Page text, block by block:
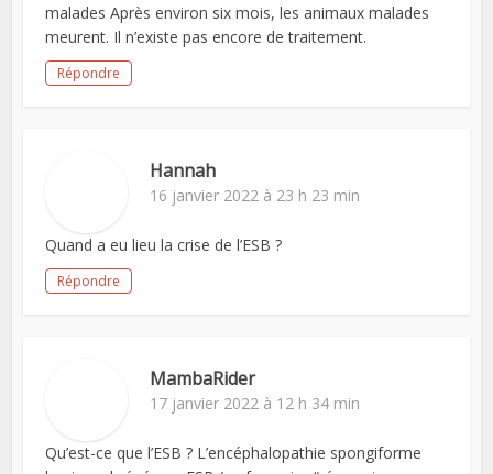
malades Après environ six mois, les animaux malades
meurent. Il n’existe pas encore de traitement.
Répondre
Hannah
16 janvier 2022 à 23 h 23 min
Quand a eu lieu la crise de l’ESB ?
Répondre
MambaRider
17 janvier 2022 à 12 h 34 min
Qu’est-ce que l’ESB ? L’encéphalopathie spongiforme